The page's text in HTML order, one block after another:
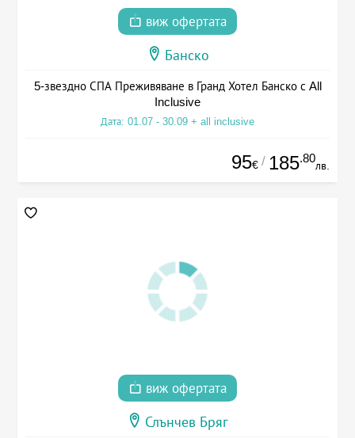
виж офертата
Банско
5-звездно СПА Преживяване в Гранд Хотел Банско с All
Inclusive
Дата: 01.07 - 30.09 + all inclusive
95€ / 185.80
лв.
виж офертата
Слънчев Бряг